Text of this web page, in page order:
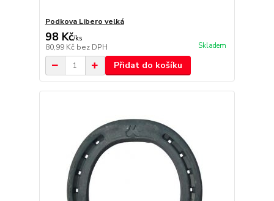
Podkova Libero velká
98 Kč/ks
80,99 Kč bez DPH Skladem
Přidat do košíku